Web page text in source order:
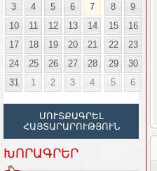
3
4 5 6 7 8
9
10
11 12 13 14 15
16
17
18 19 20 21 22
23
24
25 26 27 28 29
30
31
1 2 3 4 5 6
ՄՈՒՏՔԱԳՐԵԼ
ՀԱՅՏԱՐԱՐՈՒԹՅՈՒՆ
ԽՈՐԱԳՐԵՐ